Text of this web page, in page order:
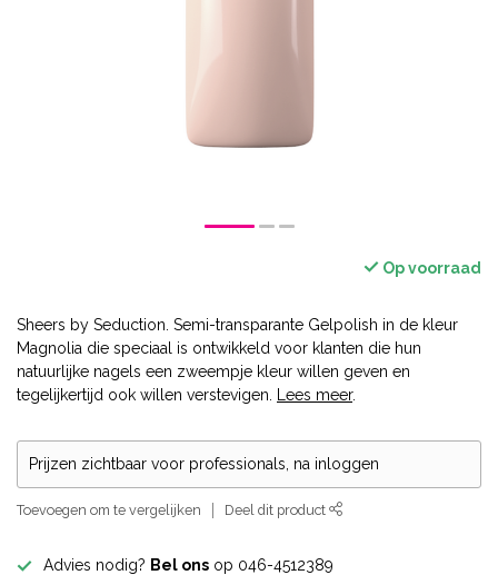
Op voorraad
Sheers by Seduction. Semi-transparante Gelpolish in de kleur
Magnolia die speciaal is ontwikkeld voor klanten die hun
natuurlijke nagels een zweempje kleur willen geven en
tegelijkertijd ook willen verstevigen.
Lees meer.
Prijzen zichtbaar voor professionals, na inloggen
Toevoegen om te vergelijken Deel dit product
Advies nodig? Bel ons op 046-4512389